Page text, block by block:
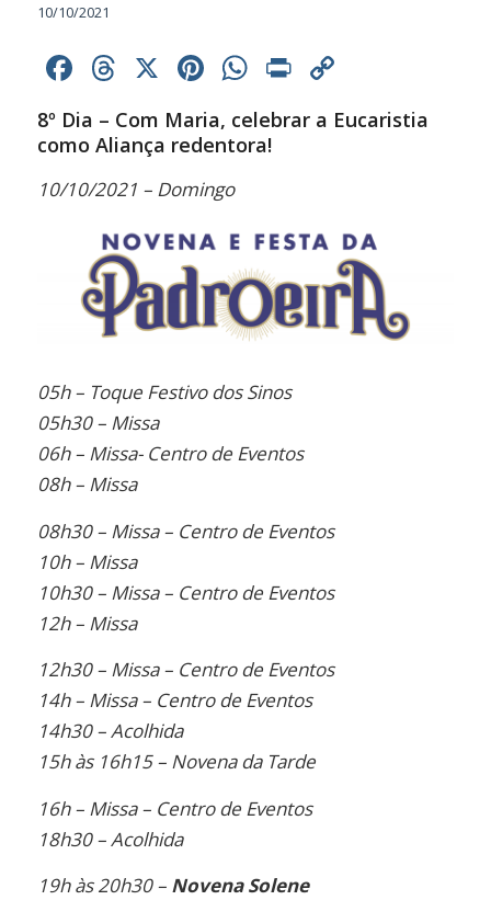
10/10/2021
Facebook
Threads
X Pinterest
WhatsApp
Print
Link
8º Dia – Com Maria, celebrar a Eucaristia
como Aliança redentora!
10/10/2021 – Domingo
05h – Toque Festivo dos Sinos
05h30 – Missa
06h – Missa- Centro de Eventos
08h – Missa
08h30 – Missa – Centro de Eventos
10h – Missa
10h30 – Missa – Centro de Eventos
12h – Missa
12h30 – Missa – Centro de Eventos
14h – Missa – Centro de Eventos
14h30 – Acolhida
15h às 16h15 – Novena da Tarde
16h – Missa – Centro de Eventos
18h30 – Acolhida
19h às 20h30 – Novena Solene